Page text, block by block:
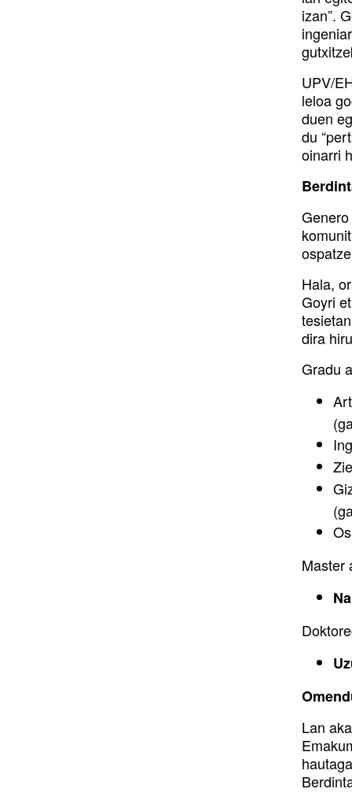
izan”.
UPV/
leloa
duen
du
oinarri
Hala,
Goyri
dira
Gradu
Master
Lan